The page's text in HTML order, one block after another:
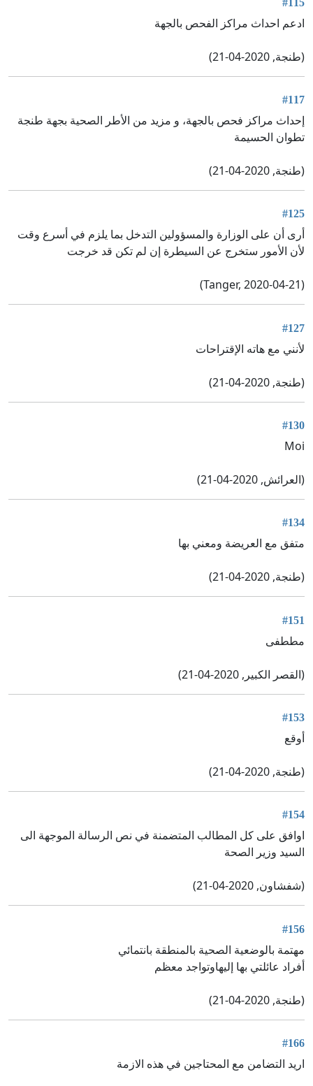
ادعم احداث مراكز الفحص بالجهة
(طنجة, 2020-04-21)
#117
إحداث مراكز فحص بالجهة، و مزيد من الأطر الصحية بجهة طنجة
تطوان الحسيمة
(طنجة, 2020-04-21)
#125
أرى أن على الوزارة والمسؤولين التدخل بما يلزم في أسرع وقت
لأن الأمور ستخرج عن السيطرة إن لم تكن قد خرجت
(Tanger, 2020-04-21)
#127
لأنني مع هاته الإقتراحات
(طنجة, 2020-04-21)
#130
Moi
(العرائش, 2020-04-21)
#134
متفق مع العريضة ومعني بها
(طنجة, 2020-04-21)
#151
مططفى
(القصر الكبير, 2020-04-21)
#153
أوقع
(طنجة, 2020-04-21)
#154
اوافق على كل المطالب المتضمنة في نص الرسالة الموجهة الى
السيد وزير الصحة
(شفشاون, 2020-04-21)
#156
مهتمة بالوضعية الصحية بالمنطقة بانتمائي
أفراد عائلتي بها إليهاوتواجد معظم
(طنجة, 2020-04-21)
#166
اريد التضامن مع المحتاجين في هذه الازمة